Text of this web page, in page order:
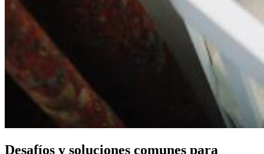
Desafíos y soluciones comunes para